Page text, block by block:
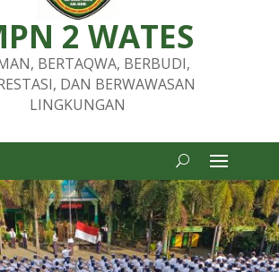
2 WATES
BERTAQWA, BERBUDI,
DAN BERWAWASAN
LINGKUNGAN